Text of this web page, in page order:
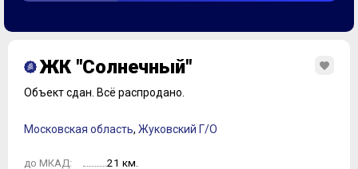
ЖК "Солнечный"
Объект сдан. Всё распродано.
Московская область, Жуковский Г/О
до МКАД: 21 км.